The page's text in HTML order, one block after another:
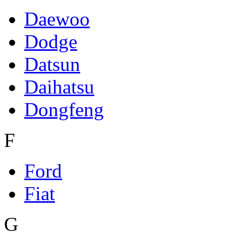
Daewoo
Dodge
Datsun
Daihatsu
Dongfeng
F
Ford
Fiat
G